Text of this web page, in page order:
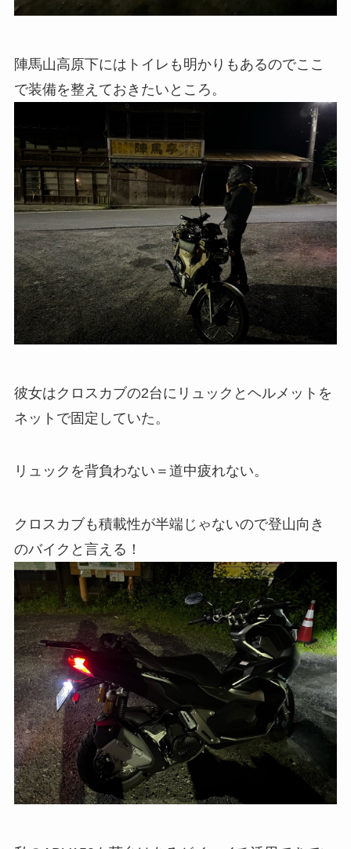
陣馬山高原下にはトイレも明かりもあるのでここ
で装備を整えておきたいところ。
彼女はクロスカブの2台にリュックとヘルメットを
ネットで固定していた。
リュックを背負わない＝道中疲れない。
クロスカブも積載性が半端じゃないので登山向き
のバイクと言える！